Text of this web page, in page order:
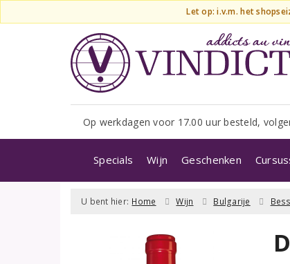
Let op: i.v.m. het
Op werkdagen voor 17.00 uur besteld,
Specials Wijn Geschenken
U bent hier: Home Wijn Bulgarije